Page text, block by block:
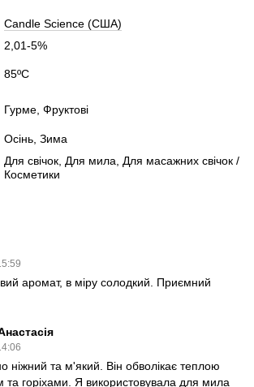
Candle Science (США)
2,01-5%
85ºC
Гурме, Фруктові
Осінь, Зима
Для свічок, Для мила, Для масажних свічок /
Косметики
аромат, в міру солодкий. Приємний
ніжний та м'який. Він обволікає теплою
та горіхами. Я використовувала для мила